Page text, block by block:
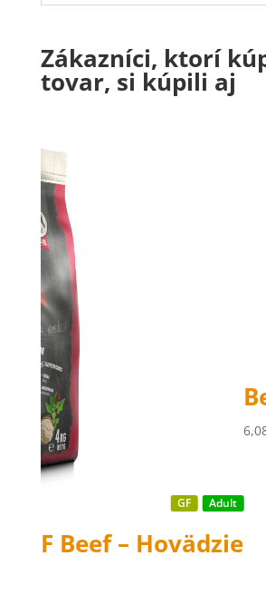
Zákazníci, ktorí
tovar, si kúpili aj
– Hovädzie